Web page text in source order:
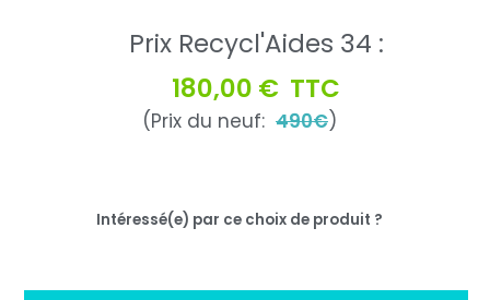
Prix Recycl'Aides 34 :
180,00 € TTC
(Prix du neuf: 490€)
Intéressé(e) par ce choix de produit ?